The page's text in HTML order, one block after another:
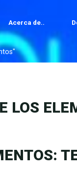
Acerca de..
LOS